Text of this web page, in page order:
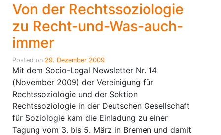
Von der Rechtssoziologie
zu Recht-und-Was-auch-
immer
Posted on 29. Dezember 2009
Mit dem Socio-Legal Newsletter Nr. 14
(November 2009) der Vereinigung für
Rechtssoziologie und der Sektion
Rechtssoziologie in der Deutschen Gesellschaft
für Soziologie kam die Einladung zu einer
Tagung vom 3. bis 5. März in Bremen und damit